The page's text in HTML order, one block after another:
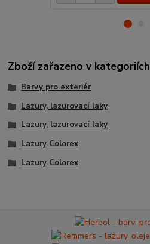
Zboží zařazeno v kategoriích
Barvy pro exteriér
Lazury, lazurovací laky
Lazury, lazurovací laky
Lazury Colorex
Lazury Colorex